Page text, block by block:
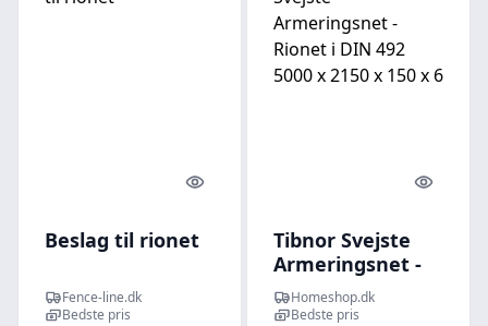
Quick look
Beslag til rionet
Fence-line.dk
Bedste pris
Quick
Tibnor Svejste
Armeringsnet -
Rionet i DIN 492
5000 x 2150 x 150
Homeshop.dk
Bedste pris